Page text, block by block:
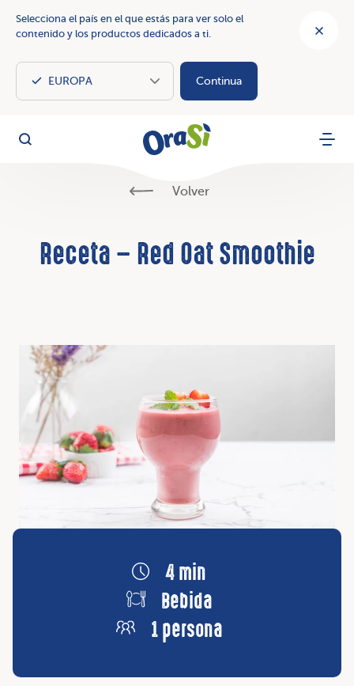
Selecciona el país en el que estás para ver solo el
contenido y los productos dedicados a ti.
Continua
OraSì
Busca Menu
Volver
Receta – Red Oat Smoothie
4 min
Bebida
1 persona